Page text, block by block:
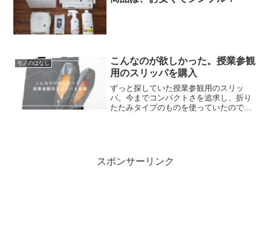
モノのはなし
こんなのが欲しかった。授業参観
用のスリッパを購入
ずっと探していた授業参観用のスリッ
パ。今までコンパクトさを追求し、折り
たたみタイプのものを使っていたのです
スポンサーリンク